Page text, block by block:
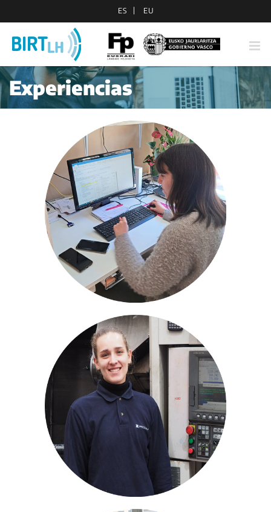
al
contenido
ES EU
Experiencias